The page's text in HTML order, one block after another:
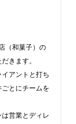
（和菓子）の
きます。
アントと打ち
とにチームを
営業とディレ